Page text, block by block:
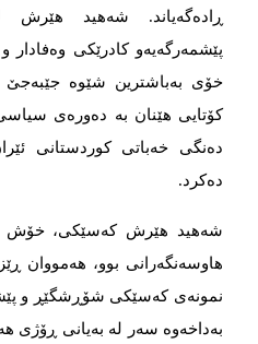
ڕادەگەیاند. شەهید هێرش
پێشمەرگەیەو کادرێکی وەفادار
خۆی بەباشترین شێوە
کۆتایی هێنان بە دەورەی
دەنگی خەباتی کوردستانی
دەکرد.
شەهید هێرش کەسێکی، خۆش
هاوسەنگەرانی بوو، هەمووان
نمونەی کەسێکی شۆڕشگێڕ و